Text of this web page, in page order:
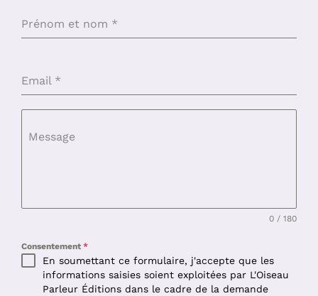
Prénom et nom *
Email *
Message
0 / 180
Consentement *
En soumettant ce formulaire, j'accepte que les
informations saisies soient exploitées par L'Oiseau
Parleur Éditions dans le cadre de la demande